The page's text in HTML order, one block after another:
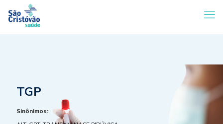
TGP
Sinônimos: